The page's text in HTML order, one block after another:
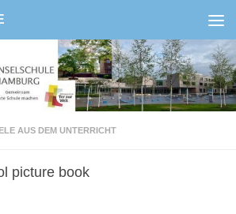
AUS DEM UNTERRICHT
picture book